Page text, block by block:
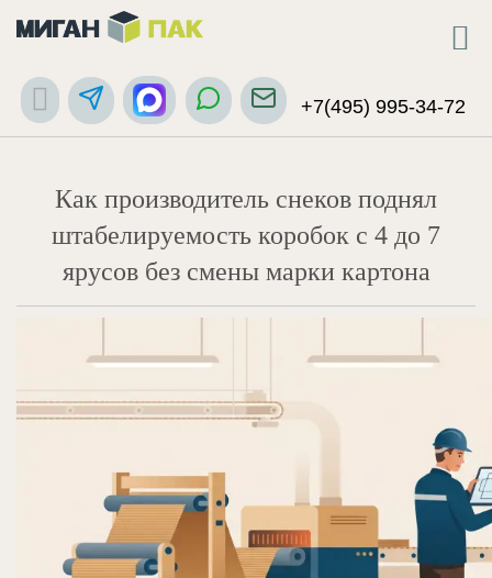
+7(495) 995-34-72
Как производитель снеков поднял
штабелируемость коробок с 4 до 7
ярусов без смены марки картона